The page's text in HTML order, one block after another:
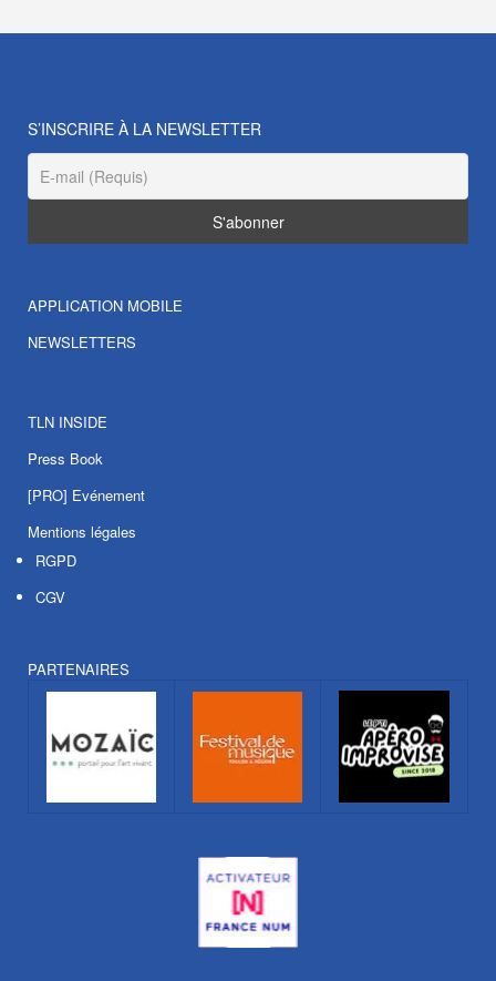
S’INSCRIRE À LA NEWSLETTER
APPLICATION MOBILE
NEWSLETTERS
TLN INSIDE
Press Book
[PRO] Evénement
Mentions légales
RGPD
CGV
PARTENAIRES